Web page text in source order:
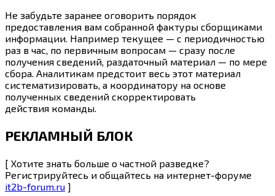
Не забудьте заранее оговорить порядок
предоставления вам собранной фактуры сборщиками
информации. Например текущее — с периодичностью
раз в час, по первичным вопросам — сразу после
получения сведений, раздаточный материал — по мере
сбора. Аналитикам предстоит весь этот материал
систематизировать, а координатору на основе
полученных сведений скорректировать
действия команды.
РЕКЛАМНЫЙ БЛОК
[ Хотите знать больше о частной разведке?
Регистрируйтесь и общайтесь на интернет-форуме
it2b-forum.ru ]